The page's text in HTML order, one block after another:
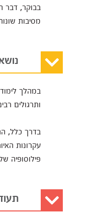
בבוקר, דבר
מסיבות
במהלך
ותרגולים
בדרך כלל,
עקרונות
פילוסופיה